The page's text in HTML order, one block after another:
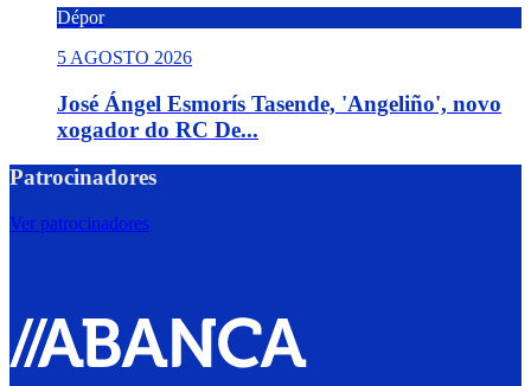
Dépor
5 AGOSTO 2026
José Ángel Esmorís Tasende, 'Angeliño', novo
xogador do RC De...
Patrocinadores
Ver patrocinadores